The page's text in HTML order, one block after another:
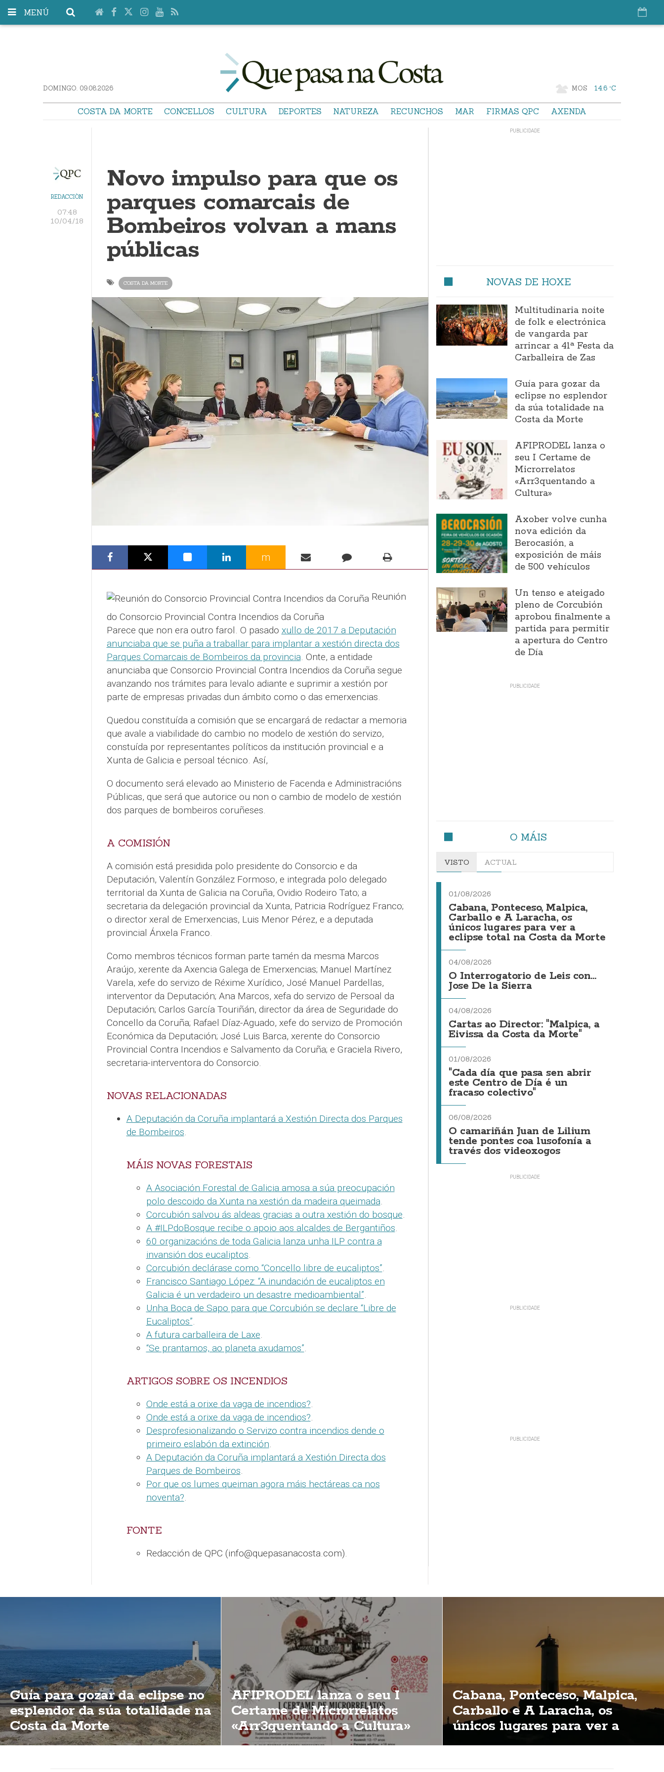
MENÚ
DOMINGO. 09.08.2026 MOS 14.6 °C
COSTA DA MORTE CONCELLOS CULTURA DEPORTES NATUREZA RECUNCHOS MAR FIRMAS QPC AXENDA
REDACCIÓN
07:48
10/04/18
Novo impulso para que os
parques comarcais de
Bombeiros volvan a mans
públicas
COSTA DA MORTE
m
Reunión
do Consorcio Provincial Contra Incendios da Coruña
Parece que non era outro farol. O pasado xullo de 2017 a Deputación
anunciaba que se puña a traballar para implantar a xestión directa dos
Parques Comarcais de Bombeiros da provincia. Onte, a entidade
anunciaba que Consorcio Provincial Contra Incendios da Coruña segue
avanzando nos trámites para levalo adiante e suprimir a xestión por
parte de empresas privadas dun ámbito como o das emerxencias.
Quedou constituída a comisión que se encargará de redactar a memoria
que avale a viabilidade do cambio no modelo de xestión do servizo,
constuída por representantes políticos da institución provincial e a
Xunta de Galicia e persoal técnico. Así,
O documento será elevado ao Ministerio de Facenda e Administracións
Públicas, que será que autorice ou non o cambio de modelo de xestión
dos parques de bombeiros coruñeses.
A COMISIÓN
A comisión está presidida polo presidente do Consorcio e da
Deputación, Valentín González Formoso, e integrada polo delegado
territorial da Xunta de Galicia na Coruña, Ovidio Rodeiro Tato; a
secretaria da delegación provincial da Xunta, Patricia Rodríguez Franco;
o director xeral de Emerxencias, Luis Menor Pérez, e a deputada
provincial Ánxela Franco.
Como membros técnicos forman parte tamén da mesma Marcos
Araújo, xerente da Axencia Galega de Emerxencias; Manuel Martínez
Varela, xefe do servizo de Réxime Xurídico, José Manuel Pardellas,
interventor da Deputación; Ana Marcos, xefa do servizo de Persoal da
Deputación; Carlos García Touriñán, director da área de Seguridade do
Concello da Coruña; Rafael Díaz-Aguado, xefe do servizo de Promoción
Económica da Deputación; José Luis Barca, xerente do Consorcio
Provincial Contra Incendios e Salvamento da Coruña; e Graciela Rivero,
secretaria-interventora do Consorcio.
NOVAS RELACIONADAS
A Deputación da Coruña implantará a Xestión Directa dos Parques
de Bombeiros.
MÁIS NOVAS FORESTAIS
A Asociación Forestal de Galicia amosa a súa preocupación
polo descoido da Xunta na xestión da madeira queimada.
Corcubión salvou ás aldeas gracias a outra xestión do bosque.
A #ILPdoBosque recibe o apoio aos alcaldes de Bergantiños.
60 organizacións de toda Galicia lanza unha ILP contra a
invansión dos eucaliptos.
Corcubión declárase como “Concello libre de eucaliptos”.
Francisco Santiago López: “A inundación de eucaliptos en
Galicia é un verdadeiro un desastre medioambiental”.
Unha Boca de Sapo para que Corcubión se declare “Libre de
Eucaliptos”.
A futura carballeira de Laxe.
“Se prantamos, ao planeta axudamos”.
ARTIGOS SOBRE OS INCENDIOS
Onde está a orixe da vaga de incendios?.
Onde está a orixe da vaga de incendios?.
Desprofesionalizando o Servizo contra incendios dende o
primeiro eslabón da extinción.
A Deputación da Coruña implantará a Xestión Directa dos
Parques de Bombeiros.
Por que os lumes queiman agora máis hectáreas ca nos
noventa?.
FONTE
Redacción de QPC (info@quepasanacosta.com).
NOVAS DE HOXE
Multitudinaria noite
de folk e electrónica
de vangarda par
arrincar a 41ª Festa da
Carballeira de Zas
Guía para gozar da
eclipse no esplendor
da súa totalidade na
Costa da Morte
AFIPRODEL lanza o
seu I Certame de
Microrrelatos
«Arr3quentando a
Cultura»
Axober volve cunha
nova edición da
Berocasión, a
exposición de máis
de 500 vehículos
Un tenso e ateigado
pleno de Corcubión
aprobou finalmente a
partida para permitir
a apertura do Centro
de Día
O MÁIS
VISTO ACTUAL
01/08/2026
Cabana, Ponteceso, Malpica,
Carballo e A Laracha, os
únicos lugares para ver a
eclipse total na Costa da Morte
04/08/2026
O Interrogatorio de Leis con...
Jose De la Sierra
04/08/2026
Cartas ao Director: "Malpica, a
Eivissa da Costa da Morte"
01/08/2026
"Cada día que pasa sen abrir
este Centro de Día é un
fracaso colectivo"
06/08/2026
O camariñán Juan de Lilium
tende pontes coa lusofonía a
través dos videoxogos
Guía para gozar da eclipse no
esplendor da súa totalidade na
Costa da Morte
AFIPRODEL lanza o seu I
Certame de Microrrelatos
«Arr3quentando a Cultura»
Cabana, Ponteceso, Malpica,
Carballo e A Laracha, os
únicos lugares para ver a
eclipse total na Costa da